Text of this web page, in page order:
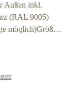
Außen inkl.
(RAL 9005)
möglich)Größe:
beidseitig mit